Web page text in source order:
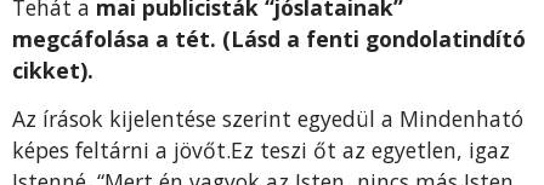
Tehát a mai publicisták “jóslatainak”
megcáfolása a tét. (Lásd a fenti gondolatindító
cikket).
Az írások kijelentése szerint egyedül a Mindenható
képes feltárni a jövőt.Ez teszi őt az egyetlen, igaz